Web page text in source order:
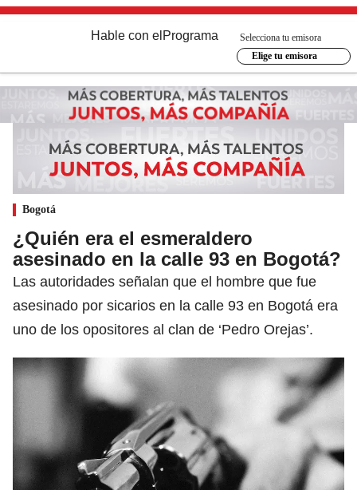
Hable con el Programa
Selecciona tu emisora
Elige tu emisora
Bogotá
¿Quién era el esmeraldero
asesinado en la calle 93 en Bogotá?
Las autoridades señalan que el hombre que fue
asesinado por sicarios en la calle 93 en Bogotá era
uno de los opositores al clan de ‘Pedro Orejas’.